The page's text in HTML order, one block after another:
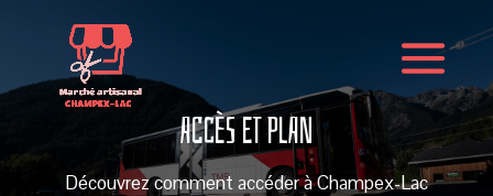
ACCÈS ET PLAN
Découvrez comment accéder à Champex-Lac